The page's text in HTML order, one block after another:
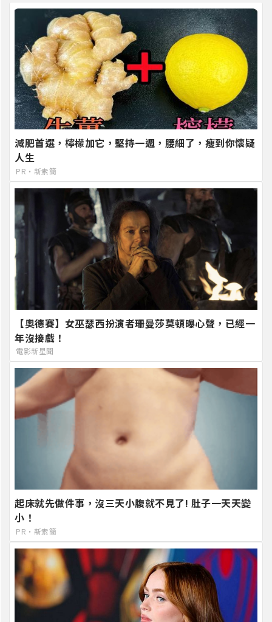
減肥首選，檸檬加它，堅持一週，腰細了，瘦到你懷疑
人生
PR・新素簡
【奧德賽】女巫瑟西扮演者珊曼莎莫頓曝心聲，已經一
年沒接戲！
電影新星聞
起床就先做件事，沒三天小腹就不見了! 肚子一天天變
小！
PR・新素簡